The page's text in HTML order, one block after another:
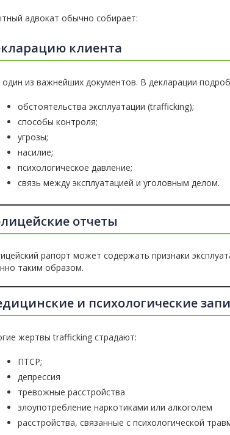
адвокат обычно собирает:
клиента
один из важнейших документов. В декларации
обстоятельства эксплуатации (trafficking);
способы контроля;
угрозы;
насилие;
психологическое давление;
связь между эксплуатацией и уголовным делом.
отчеты
рапорт может содержать признаки
таким образом.
и психологические
жертвы trafficking страдают:
ПТСР;
депрессия
тревожные расстройства
злоупотребление наркотиками или алкоголем
расстройства, связанные с психологической